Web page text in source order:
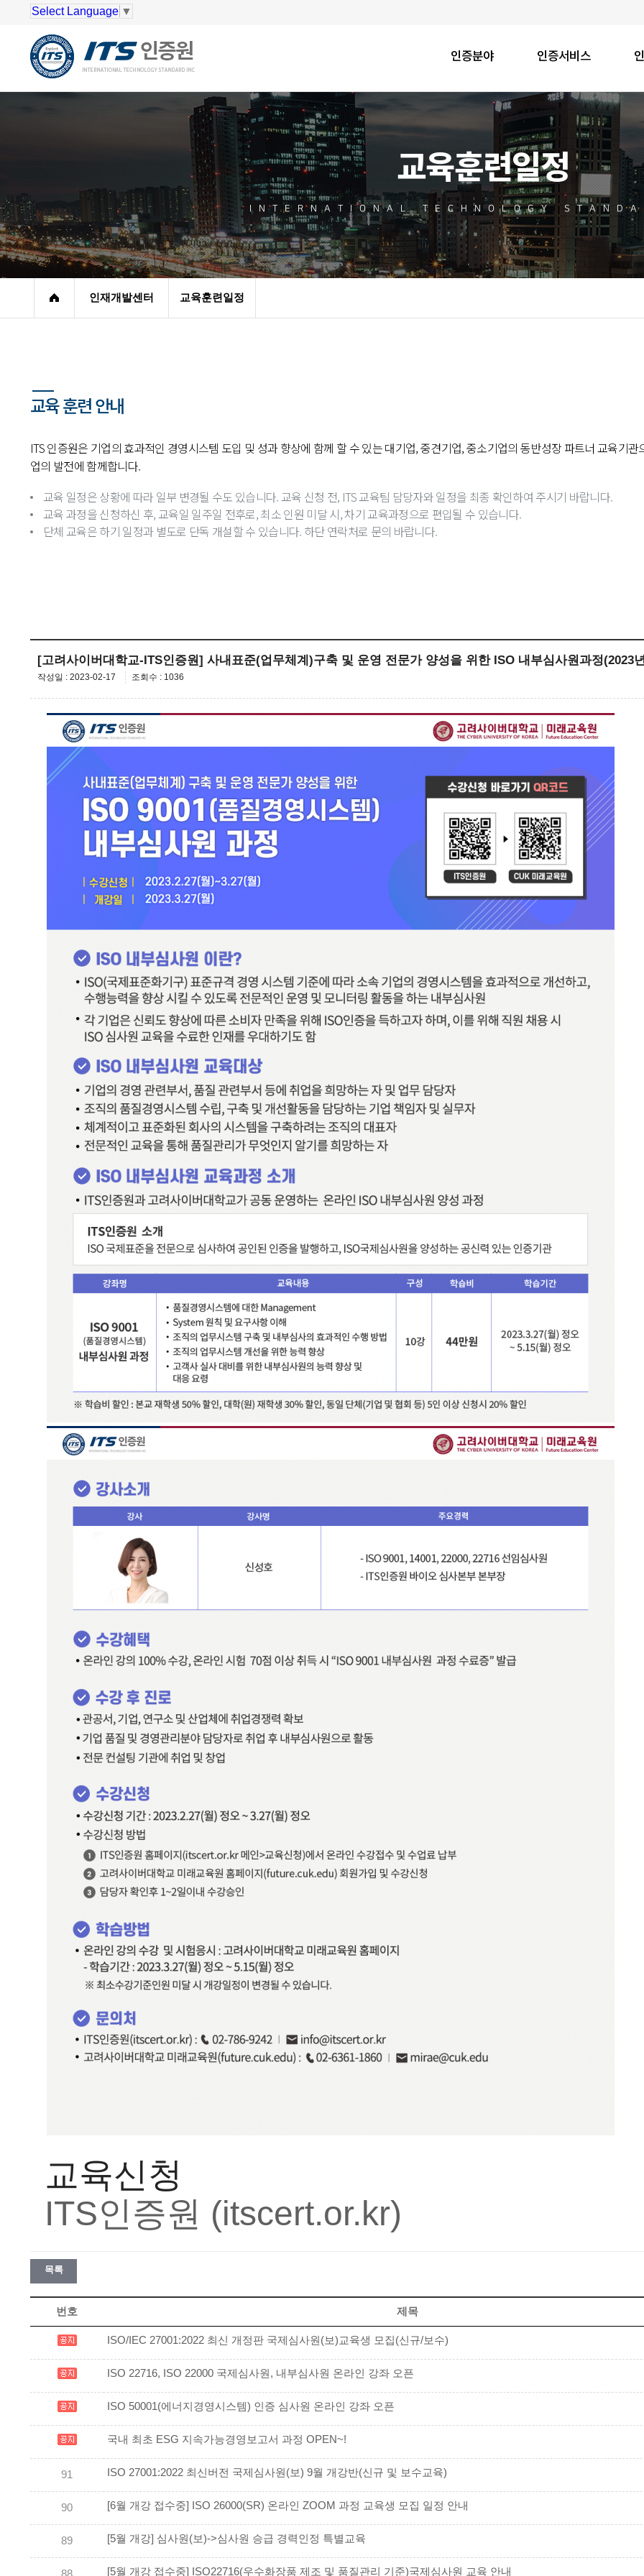
Select Language ▼
인증분야 인증서비스
교육훈련일정
INTERNATIONAL TECHNOLOGY
인재개발센터 교육훈련일정
교육 훈련 안내
ITS 인증원은 기업의 효과적인 경영시스템 도입 및 성과 향상에 함께 할 수 있는 대기업, 중견기업, 중소기업의 동반성장 파트너 교육기
업의 발전에 함께합니다.
교육 일정은 상황에 따라 일부 변경될 수도 있습니다. 교육 신청 전, ITS 교육팀 담당자와 일정을 최종 확인하여 주시기 바랍니다.
교육 과정을 신청하신 후, 교육일 일주일 전후로, 최소 인원 미달 시, 차기 교육과정으로 편입될 수 있습니다.
단체 교육은 하기 일정과 별도로 단독 개설할 수 있습니다. 하단 연락처로 문의 바랍니다.
[고려사이버대학교-ITS인증원] 사내표준(업무체계)구축 및 운영 전문가 양성을 위한 ISO 내부심사원과정(2023
작성일 : 2023-02-17 조회수 : 1036
교육신청
ITS인증원 (itscert.or.kr)
목록
번호 제목
ISO/IEC 27001:2022 최신 개정판 국제심사원(보)교육생 모집(신규/보수)
ISO 22716, ISO 22000 국제심사원, 내부심사원 온라인 강좌 오픈
ISO 50001(에너지경영시스템) 인증 심사원 온라인 강좌 오픈
국내 최초 ESG 지속가능경영보고서 과정 OPEN~!
91 ISO 27001:2022 최신버전 국제심사원(보) 9월 개강반(신규 및 보수교육)
90 [6월 개강 접수중] ISO 26000(SR) 온라인 ZOOM 과정 교육생 모집 일정 안내
89 [5월 개강] 심사원(보)->심사원 승급 경력인정 특별교육
[5월 개강 접수중] ISO22716(우수화장품 제조 및 품질관리 기준)국제심사원 교육 안내